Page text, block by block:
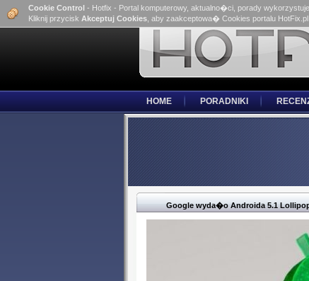
Cookie Control - Hotfix - Portal komputerowy, aktualno�ci, porady
Kliknij przycisk Akceptuj Cookies , aby zaakceptowa� Cookies portalu
HOME PORADNIKI
Google wyda�o Androida 5.1